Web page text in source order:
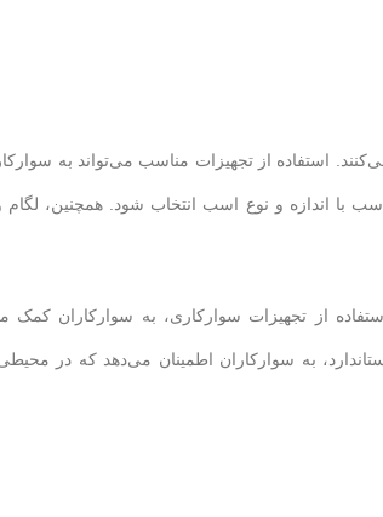
استفاده از تجهیزات مناسب می‌تواند به
اندازه و نوع اسب انتخاب شود. همچنین، لگام و
از تجهیزات سوارکاری، به سوارکاران کمک
به سوارکاران اطمینان می‌دهد که در